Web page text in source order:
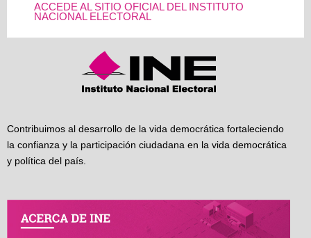
ACCEDE AL SITIO OFICIAL DEL INSTITUTO
NACIONAL ELECTORAL
Contribuimos al desarrollo de la vida democrática fortaleciendo
la confianza y la participación ciudadana en la vida democrática
y política del país.